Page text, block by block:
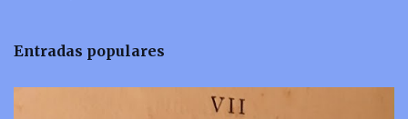
Entradas populares